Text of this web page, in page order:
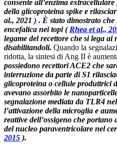
consente all’enzima
della glicoproteina spike e
al., 2021 ) . È stato dimostrato
encefalica nei topi (Rhea et al.,
legame del recettore che si lega ai
disabilitandoli. Quando la
ridotta, la sintesi di Ang II è
possiedono recettori ACE2 che
interruzione da parte di S1
glicoproteina o cellule produttrici
avevano assorbito le
segnalazione mediata da TLR4
l’attivazione della microglia e
reattive dell’ossigeno che
del nucleo paraventricolare nel
2015 ).